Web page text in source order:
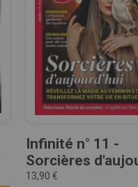
Infinité n° 11 -
Sorcières
13,90 €